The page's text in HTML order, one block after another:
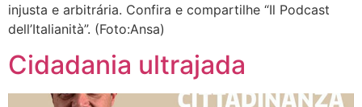
injusta e arbitrária. Confira e compartilhe “Il Podcast
dell’Italianità”. (Foto:Ansa)
Cidadania ultrajada